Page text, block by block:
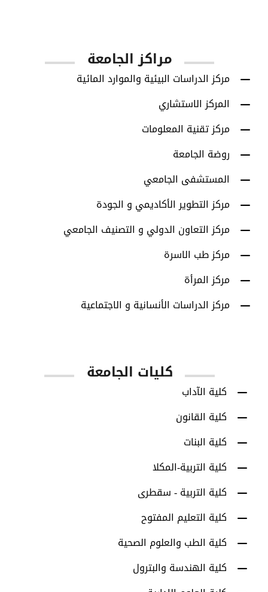
مراكز الجامعة
مركز الدراسات البيئية والموارد المائية
المركز الاستشاري
مركز تقنية المعلومات
روضة الجامعة
المستشفى الجامعي
مركز التطوير الأكاديمي و الجودة
مركز التعاون الدولي و التصنيف الجامعي
مركز طب الاسرة
مركز المرأة
مركز الدراسات الأنسانية و الاجتماعية
كليات الجامعة
كلية الآداب
كلية القانون
كلية البنات
كلية التربية-المكلا
كلية التربية - سقطرى
كلية التعليم المفتوح
كلية الطب والعلوم الصحية
كلية الهندسة والبترول